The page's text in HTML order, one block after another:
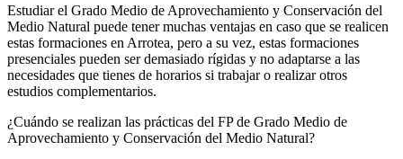
Estudiar el Grado Medio de Aprovechamiento y Conservación del
Medio Natural puede tener muchas ventajas en caso que se realicen
estas formaciones en Arrotea, pero a su vez, estas formaciones
presenciales pueden ser demasiado rígidas y no adaptarse a las
necesidades que tienes de horarios si trabajar o realizar otros
estudios complementarios.
¿Cuándo se realizan las prácticas del FP de Grado Medio de
Aprovechamiento y Conservación del Medio Natural?​